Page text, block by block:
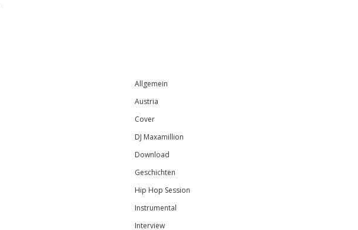
Sidebar
Allgemein
Austria
Cover
DJ Maxamillion
Download
Geschichten
Hip Hop Session
Instrumental
Interview